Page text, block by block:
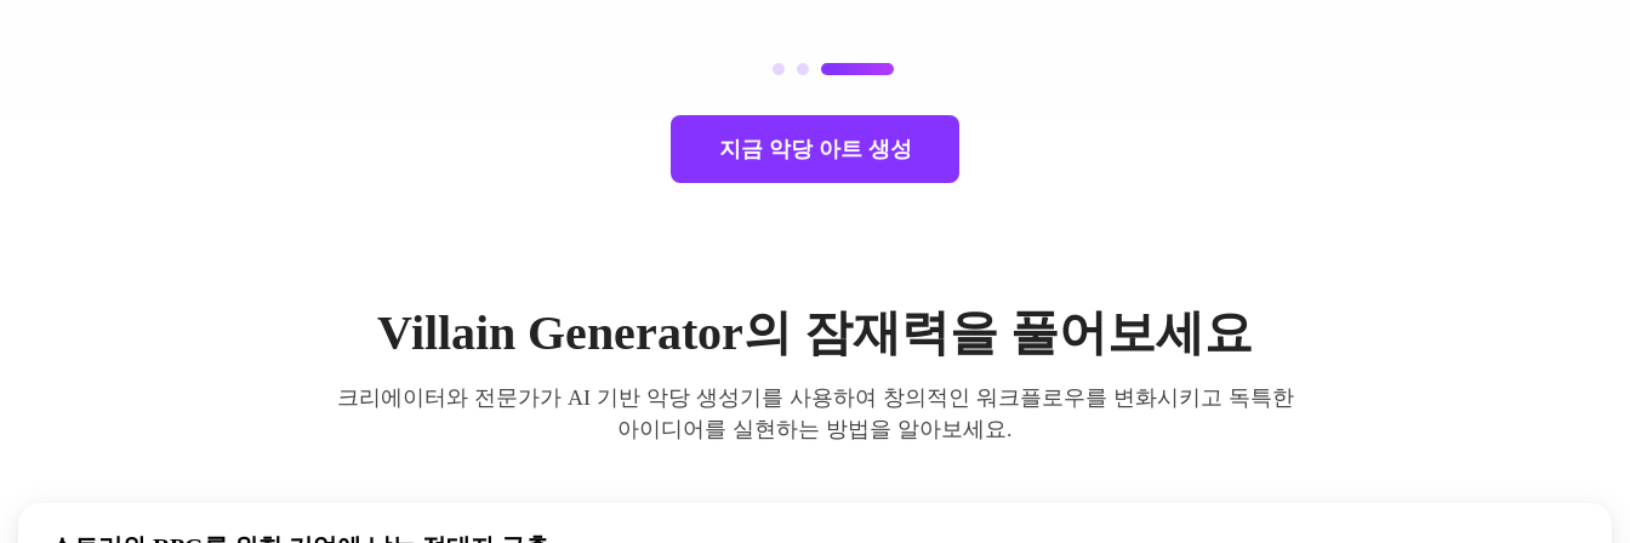
지금 악당 아트 생성
Villain Generator의 잠재력을 풀어보세요
크리에이터와 전문가가 AI 기반 악당 생성기를 사용하여 창의적인 워크플로우를 변화시키고 독특한
아이디어를 실현하는 방법을 알아보세요.